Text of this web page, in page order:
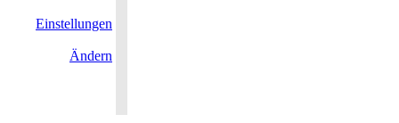
Einstellungen
Ändern